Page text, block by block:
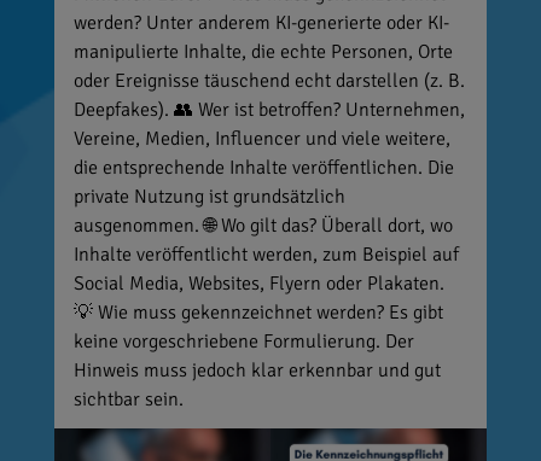
werden? Unter anderem KI-generierte oder KI-
manipulierte Inhalte, die echte Personen, Orte
oder Ereignisse täuschend echt darstellen (z. B.
Deepfakes). 👥 Wer ist betroffen? Unternehmen,
Vereine, Medien, Influencer und viele weitere,
die entsprechende Inhalte veröffentlichen. Die
private Nutzung ist grundsätzlich
ausgenommen. 🌐 Wo gilt das? Überall dort, wo
Inhalte veröffentlicht werden, zum Beispiel auf
Social Media, Websites, Flyern oder Plakaten.
💡 Wie muss gekennzeichnet werden? Es gibt
keine vorgeschriebene Formulierung. Der
Hinweis muss jedoch klar erkennbar und gut
sichtbar sein.